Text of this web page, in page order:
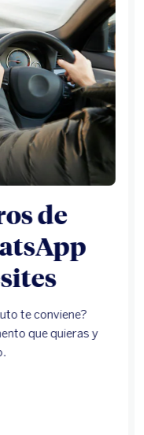
de
te conviene?
que quieras y